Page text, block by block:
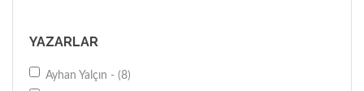
Diğer - (1)
YAZARLAR
Ayhan Yalçın - (8)